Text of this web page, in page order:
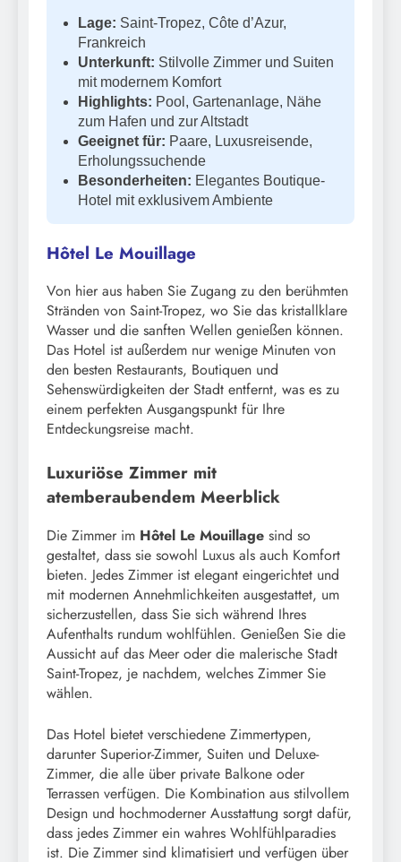
Lage: Saint-Tropez, Côte d’Azur,
Frankreich
Unterkunft: Stilvolle Zimmer und Suiten
mit modernem Komfort
Highlights: Pool, Gartenanlage, Nähe
zum Hafen und zur Altstadt
Geeignet für: Paare, Luxusreisende,
Erholungssuchende
Besonderheiten: Elegantes Boutique-
Hotel mit exklusivem Ambiente
Hôtel Le Mouillage
Von hier aus haben Sie Zugang zu den berühmten
Stränden von Saint-Tropez, wo Sie das kristallklare
Wasser und die sanften Wellen genießen können.
Das Hotel ist außerdem nur wenige Minuten von
den besten Restaurants, Boutiquen und
Sehenswürdigkeiten der Stadt entfernt, was es zu
einem perfekten Ausgangspunkt für Ihre
Entdeckungsreise macht.
Luxuriöse Zimmer mit
atemberaubendem Meerblick
Die Zimmer im Hôtel Le Mouillage sind so
gestaltet, dass sie sowohl Luxus als auch Komfort
bieten. Jedes Zimmer ist elegant eingerichtet und
mit modernen Annehmlichkeiten ausgestattet, um
sicherzustellen, dass Sie sich während Ihres
Aufenthalts rundum wohlfühlen. Genießen Sie die
Aussicht auf das Meer oder die malerische Stadt
Saint-Tropez, je nachdem, welches Zimmer Sie
wählen.
Das Hotel bietet verschiedene Zimmertypen,
darunter Superior-Zimmer, Suiten und Deluxe-
Zimmer, die alle über private Balkone oder
Terrassen verfügen. Die Kombination aus stilvollem
Design und hochmoderner Ausstattung sorgt dafür,
dass jedes Zimmer ein wahres Wohlfühlparadies
ist. Die Zimmer sind klimatisiert und verfügen über